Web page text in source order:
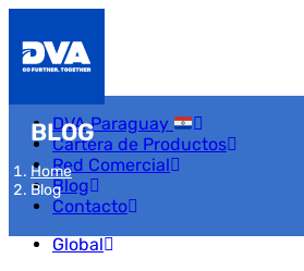
DVA Paraguay
Cartera de Productos
Red Comercial
Blog
Contacto
Global
BLOG
Home
Blog